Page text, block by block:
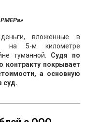
вложенные в
на 5-м километре
туманной. Судя по
контракту покрывает
а основную
суд.